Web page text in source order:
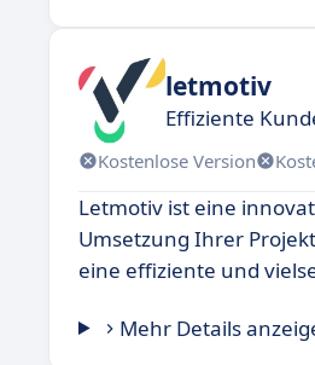
letmotiv
Effiziente
Kostenlose Version
Letmotiv ist eine
Umsetzung Ihrer
eine effiziente und
Mehr Details